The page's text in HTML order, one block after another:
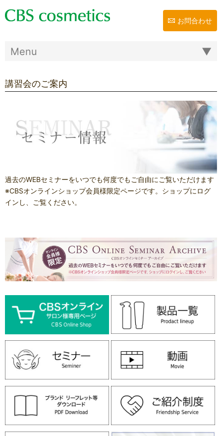
お問合わせ
講習会のご案内
過去のWEBセミナーをいつでも何度でもご自由にご覧いただけます
※CBSオンラインショップ会員様限定ページです。ショップにログ
インし、ご覧ください。